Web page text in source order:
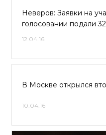
Неверов: Заявки на
голосовании подали
12.04.16
В Москве открылся
10.04.16